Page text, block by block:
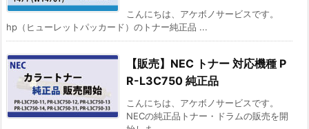
こんにちは、アケボノサービスです。
hp（ヒューレットパッカード）のトナー純正品 ...
【販売】NEC トナー 対応機種 P
R-L3C750 純正品
こんにちは、アケボノサービスです。
NECの純正品トナー・ドラムの販売を開